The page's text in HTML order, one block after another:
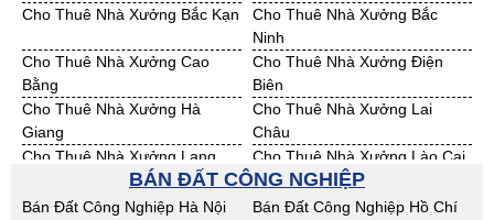
Cho Thuê Nhà Xưởng Bắc Kạn
Cho Thuê Nhà Xưởng Bắc
Ninh
Cho Thuê Nhà Xưởng Cao
Bằng
Cho Thuê Nhà Xưởng Điện
Biên
Cho Thuê Nhà Xưởng Hà
Giang
Cho Thuê Nhà Xưởng Lai
Châu
Cho Thuê Nhà Xưởng Lạng
Cho Thuê Nhà Xưởng Lào Cai
Cho Thuê Nhà Xưởng Nam
Cho Thuê Nhà Xưởng Phú Thọ
BÁN ĐẤT CÔNG NGHIỆP
Bán Đất Công Nghiệp Hà Nội
Bán Đất Công Nghiệp Hồ Chí